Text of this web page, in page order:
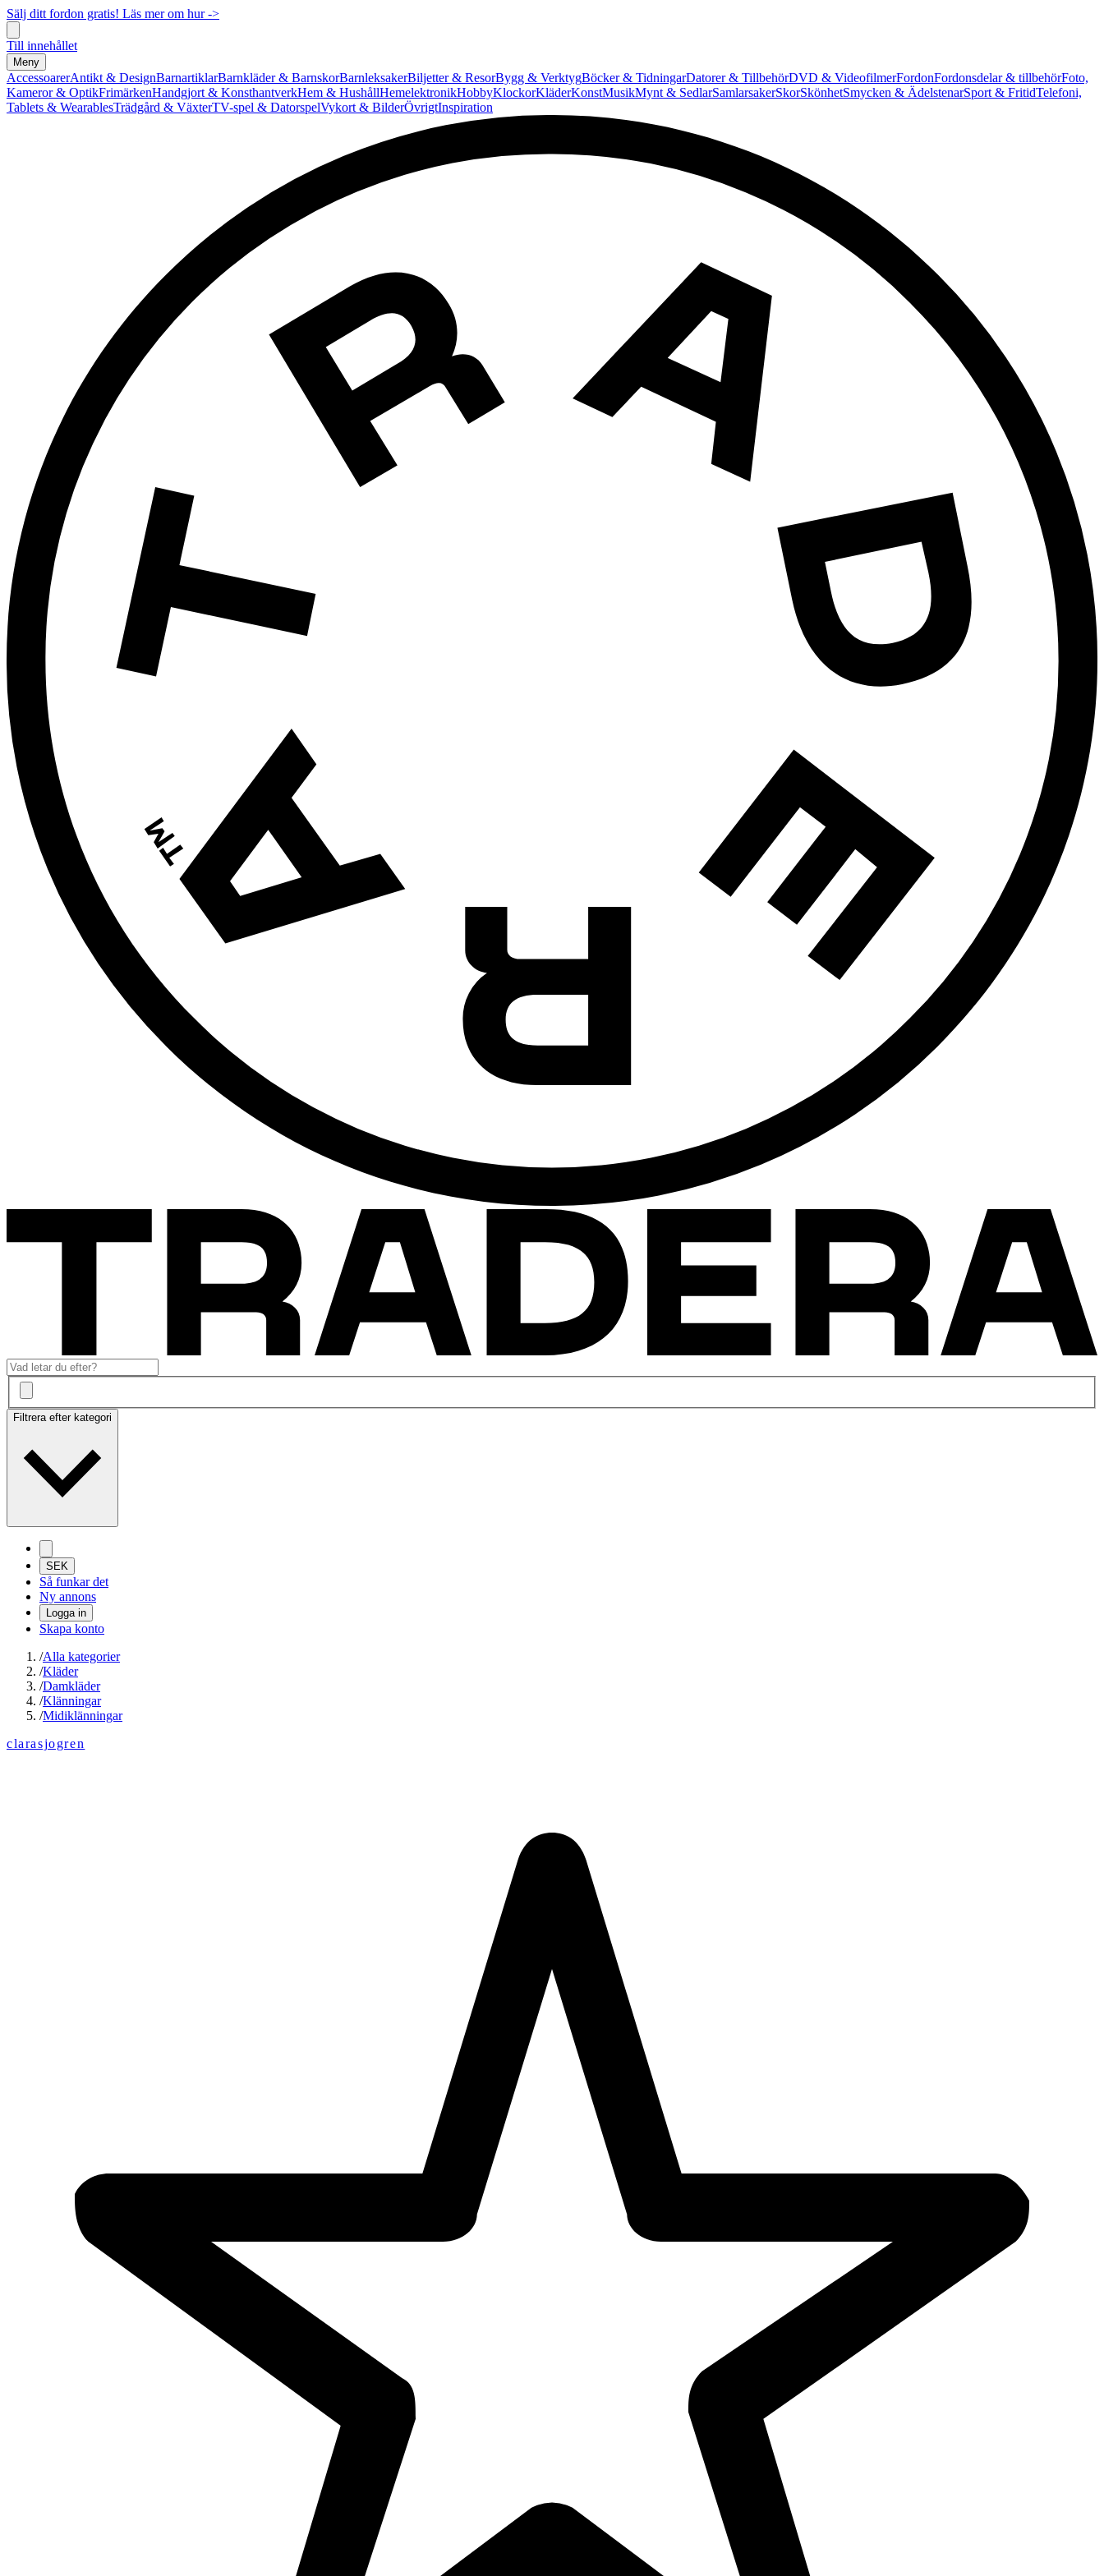
Sälj ditt fordon gratis! Läs mer om hur ->
Till innehållet
Meny
AccessoarerAntikt & DesignBarnartiklarBarnkläder & BarnskorBarnleksakerBiljetter & ResorBygg & VerktygBöcker & TidningarDatorer & TillbehörDVD & VideofilmerFordonFordonsdelar & tillbehörFoto,
Kameror & OptikFrimärkenHandgjort & KonsthantverkHem & HushållHemelektronikHobbyKlockorKläderKonstMusikMynt & SedlarSamlarsakerSkorSkönhetSmycken & ÄdelstenarSport & FritidTelefoni,
Tablets & WearablesTrädgård & VäxterTV-spel & DatorspelVykort & BilderÖvrigtInspiration
Filtrera efter kategori
SEK
Så funkar det
Ny annons
Logga in
Skapa konto
/Alla kategorier
/Kläder
/Damkläder
/Klänningar
/Midiklänningar
clarasjogren